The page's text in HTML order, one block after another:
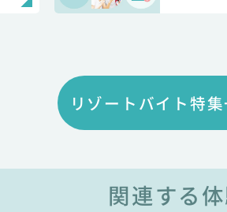
リゾートバイト特
関連する